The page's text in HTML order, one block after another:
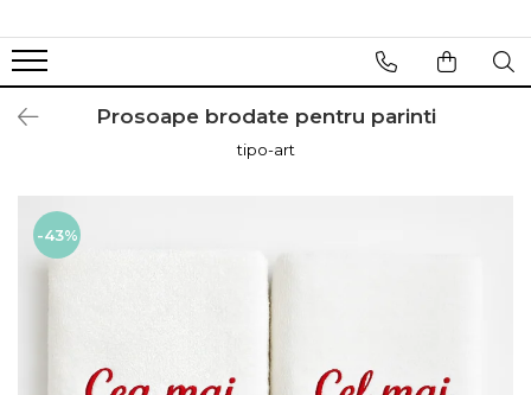
Prosoape brodate pentru parinti
tipo-art
-43%